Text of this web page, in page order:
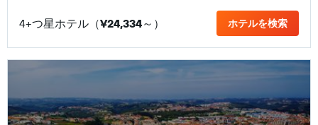
4+つ星ホテル（¥24,334​～） ホテルを検索